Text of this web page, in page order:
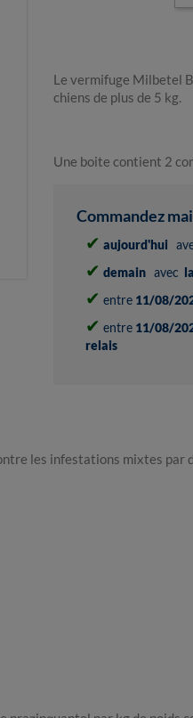
Le vermifuge Milbetel
chiens de plus de 5 kg.
Une boite contient 2
Commandez
✔ aujourd'hui
✔ demain avec
✔ entre 11/08/
✔ entre 11/08/
relais
les infestations mixtes par